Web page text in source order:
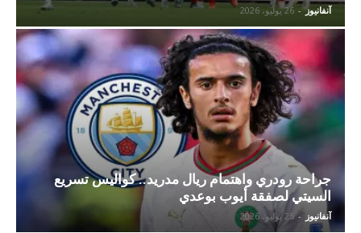
آنفانيوز - 26 يوليو، 2026
جراحة رودري واهتمام ريال مدريد.. كواليس تسريع
السيتي لصفقة أيوب بوعدي
آنفانيوز - 25 يوليو، 2026